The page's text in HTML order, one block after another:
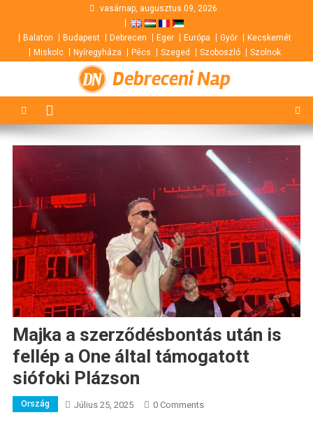
content
vasárnap, augusztus 09, 2026
Balaton Budapest Debrecen Eger Európa Győr
Kecskemét
Miskolc
Nyíregyháza Pécs Szeged Szoboszló Szolnok
Debreceni Nap
Majka a szerződésbontás után is
fellép a One által támogatott
siófoki Plázson
Ország Július 25, 2025 0 Comments